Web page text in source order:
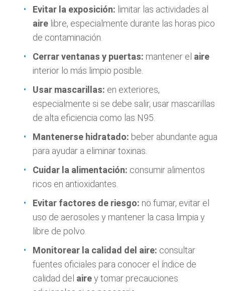
Evitar la exposición: limitar las actividades al
aire libre, especialmente durante las horas pico
de contaminación.
Cerrar ventanas y puertas: mantener el aire
interior lo más limpio posible.
Usar mascarillas: en exteriores,
especialmente si se debe salir, usar mascarillas
de alta eficiencia como las N95.
Mantenerse hidratado: beber abundante agua
para ayudar a eliminar toxinas.
Cuidar la alimentación: consumir alimentos
ricos en antioxidantes.
Evitar factores de riesgo: no fumar, evitar el
uso de aerosoles y mantener la casa limpia y
libre de polvo.
Monitorear la calidad del aire: consultar
fuentes oficiales para conocer el índice de
calidad del airey tomar precauciones